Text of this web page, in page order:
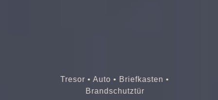
Tresor • Auto • Briefkasten •
Brandschutztür